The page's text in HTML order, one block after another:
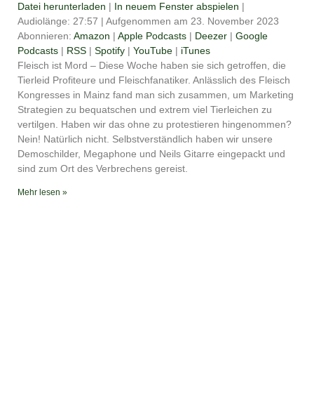
Amazon
Deezer Google Podcasts
RSS Spotify
YouTube iTunes
RSS FEED
TEILEN
LINK
EMBED
Datei herunterladen | In neuem Fenster abspielen |
Audiolänge: 27:57 | Aufgenommen am 23. November 2023
Abonnieren: Amazon | Apple Podcasts | Deezer | Google
Podcasts | RSS | Spotify | YouTube | iTunes
Fleisch ist Mord – Diese Woche haben sie sich getroffen, die
Tierleid Profiteure und Fleischfanatiker. Anlässlich des Fleisch
Kongresses in Mainz fand man sich zusammen, um Marketing
Strategien zu bequatschen und extrem viel Tierleichen zu
vertilgen. Haben wir das ohne zu protestieren hingenommen?
Nein! Natürlich nicht. Selbstverständlich haben wir unsere
Demoschilder, Megaphone und Neils Gitarre eingepackt und
sind zum Ort des Verbrechens gereist.
Mehr lesen »